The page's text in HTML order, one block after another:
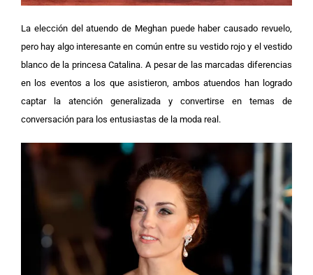
La elección del atuendo de Meghan puede haber causado revuelo,
pero hay algo interesante en común entre su vestido rojo y el vestido
blanco de la princesa Catalina. A pesar de las marcadas diferencias
en los eventos a los que asistieron, ambos atuendos han logrado
captar la atención generalizada y convertirse en temas de
conversación para los entusiastas de la moda real.